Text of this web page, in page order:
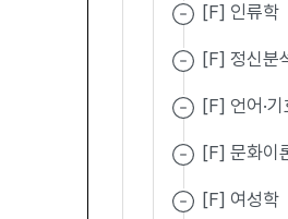
[F] 인류학
[F] 정신분
[F] 언어·
[F] 문화이
[F] 여성학